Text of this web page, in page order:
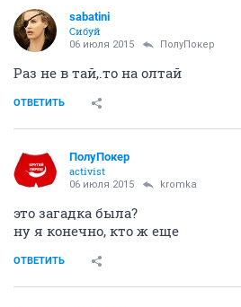
sabatini
Сибуй
06 июля 2015 ПолуПокер
Раз не в тай,.то на олтай
ОТВЕТИТЬ
ПолуПокер
activist
06 июля 2015 kromka
это загадка была?
ну я конечно, кто ж еще
ОТВЕТИТЬ